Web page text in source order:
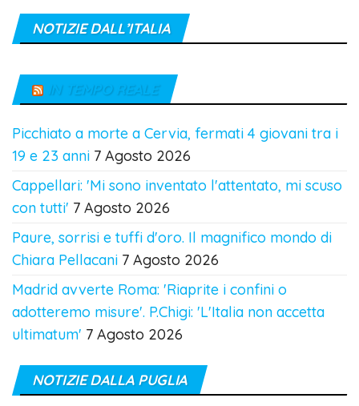
NOTIZIE DALL’ITALIA
IN TEMPO REALE
Picchiato a morte a Cervia, fermati 4 giovani tra i
19 e 23 anni 7 Agosto 2026
Cappellari: 'Mi sono inventato l'attentato, mi scuso
con tutti' 7 Agosto 2026
Paure, sorrisi e tuffi d'oro. Il magnifico mondo di
Chiara Pellacani 7 Agosto 2026
Madrid avverte Roma: 'Riaprite i confini o
adotteremo misure'. P.Chigi: 'L'Italia non accetta
ultimatum' 7 Agosto 2026
NOTIZIE DALLA PUGLIA